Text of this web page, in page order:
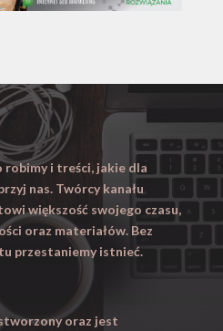
robimy i treści, jakie dla
nas. Twórcy kanału
większość swojego czasu,
oraz materiałów. Bez
przestaniemy istnieć.
oraz jest